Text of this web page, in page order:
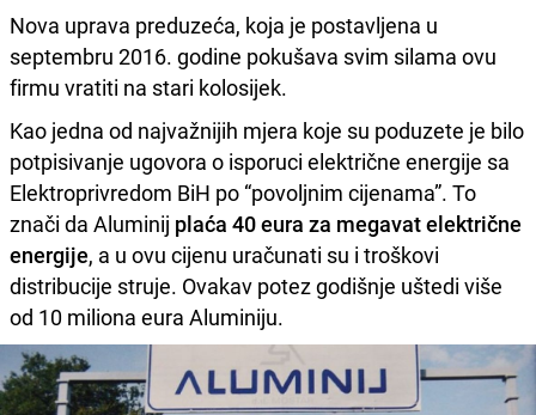
Nova uprava preduzeća, koja je postavljena u
septembru 2016. godine pokušava svim silama ovu
firmu vratiti na stari kolosijek.
Kao jedna od najvažnijih mjera koje su poduzete je bilo
potpisivanje ugovora o isporuci električne energije sa
Elektroprivredom BiH po “povoljnim cijenama”. To
znači da Aluminij plaća 40 eura za megavat električne
energije, a u ovu cijenu uračunati su i troškovi
distribucije struje. Ovakav potez godišnje uštedi više
od 10 miliona eura Aluminiju.